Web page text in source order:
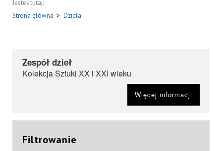
Jesteś tutaj:
Strona główna > Dzieła
Zespół dzieł
Kolekcja Sztuki XX i XXI wieku
Więcej informacji
Filtrowanie